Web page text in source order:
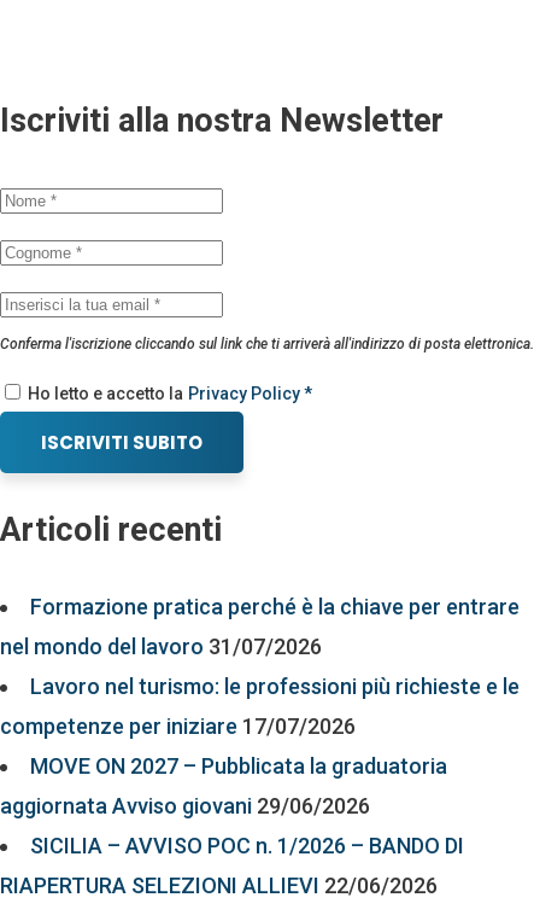
Iscriviti alla nostra Newsletter
Conferma l'iscrizione cliccando sul link che ti arriverà all'indirizzo di posta elettronica.
Ho letto e accetto la Privacy Policy *
ISCRIVITI SUBITO
Articoli recenti
Formazione pratica perché è la chiave per entrare
nel mondo del lavoro 31/07/2026
Lavoro nel turismo: le professioni più richieste e le
competenze per iniziare 17/07/2026
MOVE ON 2027 – Pubblicata la graduatoria
aggiornata Avviso giovani 29/06/2026
SICILIA – AVVISO POC n. 1/2026 – BANDO DI
RIAPERTURA SELEZIONI ALLIEVI 22/06/2026